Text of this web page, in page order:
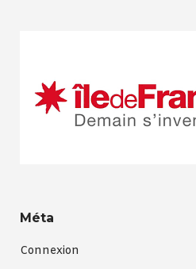
Méta
Connexion